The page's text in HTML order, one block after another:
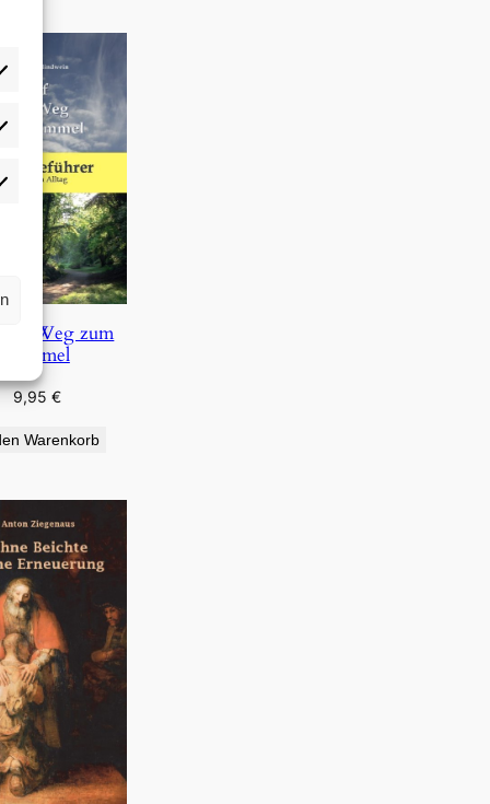
Weg zum
Himmel
9,95€
Warenkorb